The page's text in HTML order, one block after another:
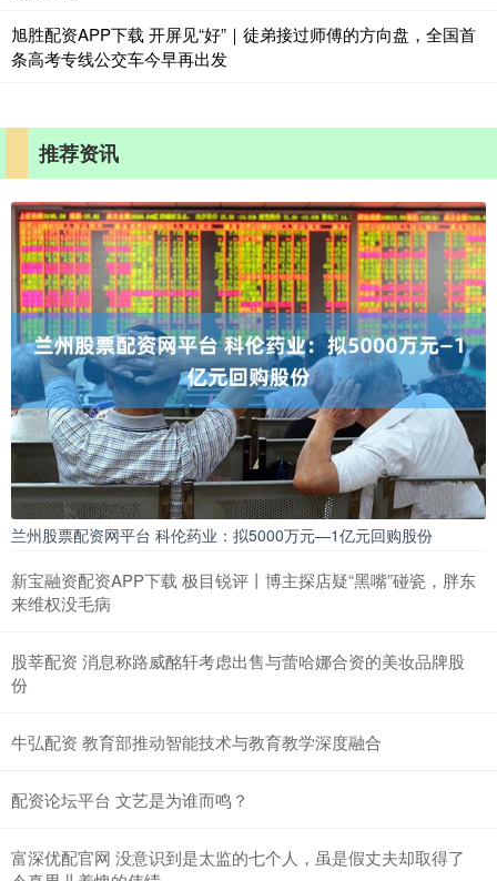
旭胜配资APP下载 开屏见“好”｜徒弟接过师傅的方向盘，全国首
条高考专线公交车今早再出发
推荐资讯
兰州股票配资网平台 科伦药业：拟5000万元—1亿元回购股份
新宝融资配资APP下载 极目锐评丨博主探店疑“黑嘴”碰瓷，胖东
来维权没毛病
股莘配资 消息称路威酩轩考虑出售与蕾哈娜合资的美妆品牌股
份
牛弘配资 教育部推动智能技术与教育教学深度融合
配资论坛平台 文艺是为谁而鸣？
富深优配官网 没意识到是太监的七个人，虽是假丈夫却取得了